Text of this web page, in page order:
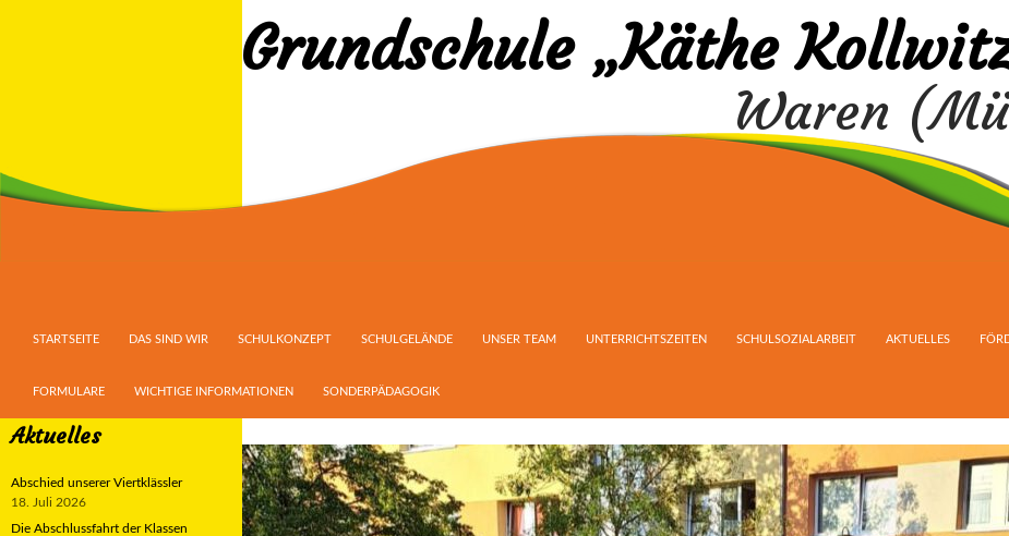
Grundschule „Käthe
Waren
STARTSEITE
DAS SIND WIR SCHULKONZEPT SCHULGELÄNDE UNSER TEAM UNTERRICHTSZEITEN SCHULSOZIALARBEIT AKTUELLES
FORMULARE WICHTIGE INFORMATIONEN SONDERPÄDAGOGIK
Aktuelles
Abschied unserer Viertklässler
18. Juli 2026
Die Abschlussfahrt der Klassen